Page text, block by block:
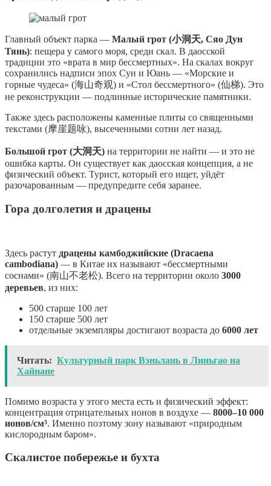
Главный объект парка — Малый грот (小洞天, Сяо Дун
Тянь): пещера у самого моря, среди скал. В даосской
традиции это «врата в мир бессмертных». На скалах вокруг
сохранились надписи эпох Сун и Юань — «Морские и
горные чудеса» (海山奇观) и «Стол бессмертного» (仙梯). Это
не реконструкции — подлинные исторические памятники.
Также здесь расположены каменные плиты со священными
текстами (摩崖题咏), высеченными сотни лет назад.
Большой грот (大洞天) на территории не найти — и это не
ошибка карты. Он существует как даосская концепция, а не
физический объект. Турист, который его ищет, уйдёт
разочарованным — предупредите себя заранее.
Гора долголетия и драцены
Здесь растут драцены камбоджийские (Dracaena
cambodiana) — в Китае их называют «бессмертными
соснами» (南山不老松). Всего на территории около 3000
деревьев, из них:
500 старше 100 лет
150 старше 500 лет
отдельные экземпляры достигают возраста до 6000 лет
Читать: Культурный парк Вэньлань в Линьгао на
Хайнане
Помимо возраста у этого места есть и физический эффект:
концентрация отрицательных ионов в воздухе — 8000–10 000
ионов/см³. Именно поэтому зону называют «природным
кислородным баром».
Скалистое побережье и бухта